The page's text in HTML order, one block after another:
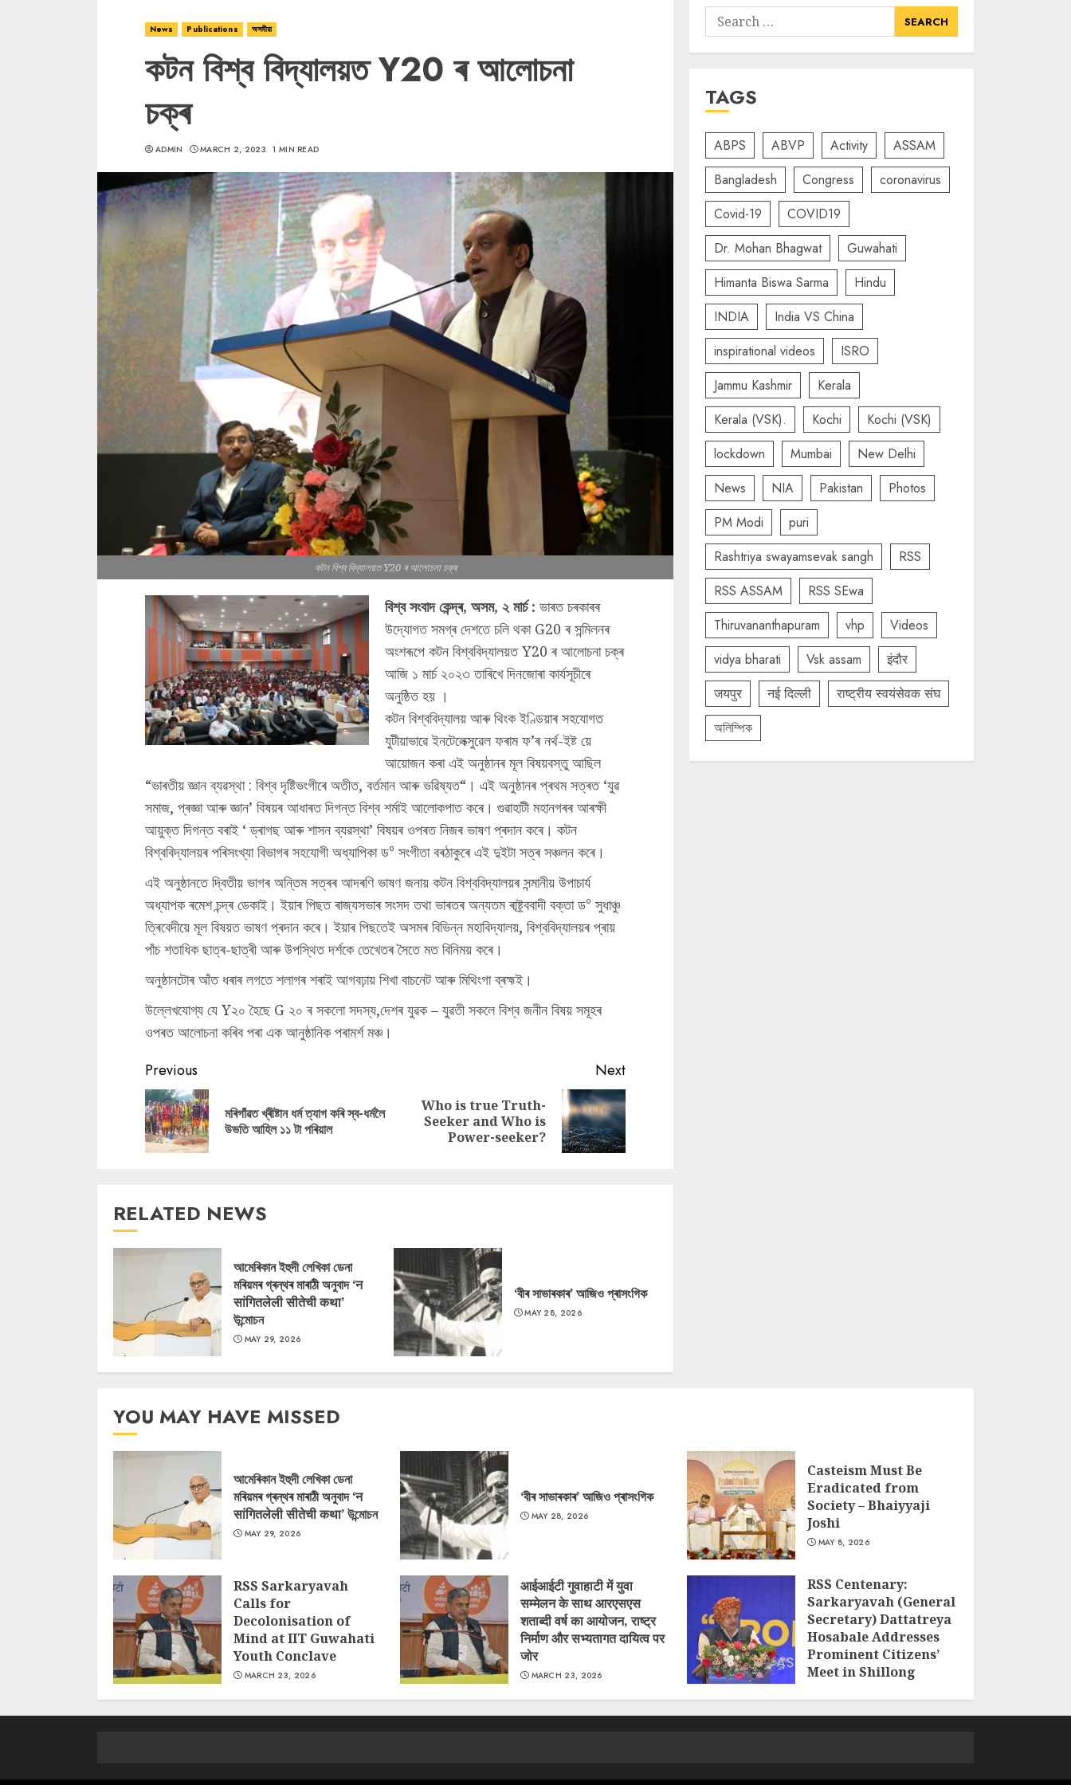
News Publications অসমীয়া
কটন বিশ্ব বিদ্যালয়ত Y20 ৰ আলোচনা
চক্ৰ
ADMIN MARCH 2, 2023 1 MIN READ
কটন বিশ্ব বিদ্যালয়ত Y20 ৰ আলোচনা চক্ৰ
বিশ্ব সংবাদ কেন্দ্ৰ, অসম, ২ মাৰ্চ : ভাৰত চৰকাৰৰ
উদ্যোগত সমগ্ৰ দেশতে চলি থকা G20 ৰ সন্মিলনৰ
অংশৰূপে কটন বিশ্ববিদ্যালয়ত Y20 ৰ আলোচনা চক্ৰ
আজি ১ মাৰ্চ ২০২৩ তাৰিখে দিনজোৰা কাৰ্যসূচীৰে
অনুষ্ঠিত হয় ।
কটন বিশ্ববিদ্যালয় আৰু থিংক ইণ্ডিয়াৰ সহযোগত
যুটীয়াভাৱে ইনটেলেক্সুৱেল ফৰাম ফ’ৰ নৰ্থ-ইষ্ট য়ে
আয়োজন কৰা এই অনুষ্ঠানৰ মূল বিষয়বস্তু আছিল
“ভাৰতীয় জ্ঞান ব্যৱস্থা : বিশ্ব দৃষ্টিভংগীৰে অতীত, বৰ্তমান আৰু ভৱিষ্যত“। এই অনুষ্ঠানৰ প্ৰথম সত্ৰত ‘যুৱ
সমাজ, প্ৰজ্ঞা আৰু জ্ঞান’ বিষয়ৰ আধাৰত দিগন্ত বিশ্ব শৰ্মাই আলোকপাত কৰে। গুৱাহাটী মহানগৰৰ আৰক্ষী
আয়ুক্ত দিগন্ত বৰাই ‘ ড্ৰাগছ আৰু শাসন ব্যৱস্থা’ বিষয়ৰ ওপৰত নিজৰ ভাষণ প্ৰদান কৰে। কটন
বিশ্ববিদ্যালয়ৰ পৰিসংখ্যা বিভাগৰ সহযোগী অধ্যাপিকা ড° সংগীতা বৰঠাকুৰে এই দুইটা সত্ৰ সঞ্চলন কৰে।
এই অনুষ্ঠানতে দ্বিতীয় ভাগৰ অন্তিম সত্ৰৰ আদৰণি ভাষণ জনায় কটন বিশ্ববিদ্যালয়ৰ সন্মানীয় উপাচাৰ্য
অধ্যাপক ৰমেশ চন্দ্ৰ ডেকাই। ইয়াৰ পিছত ৰাজ্যসভাৰ সংসদ তথা ভাৰতৰ অন্যতম ৰাষ্ট্ৰ্ববাদী বক্তা ড° সুধাঞ্চু
ত্ৰিবেদীয়ে মূল বিষয়ত ভাষণ প্ৰদান কৰে। ইয়াৰ পিছতেই অসমৰ বিভিন্ন মহাবিদ্যালয়, বিশ্ববিদ্যালয়ৰ প্ৰায়
পাঁ‌চ শতাধিক ছাত্ৰ-ছাত্ৰী আৰু উপস্থিত দৰ্শকে তেখেতৰ সৈতে মত বিনিময় কৰে।
অনুষ্ঠানটোৰ আঁ‌ত ধৰাৰ লগতে শলাগৰ শৰাই আগবঢ়ায় শিখা বাচনেট আৰু মিথিংগা ব্ৰহ্মই।
উল্লেখযোগ্য যে Y২০ হৈছে G ২০ ৰ সকলো সদস্য,দেশৰ যুৱক – যুৱতী সকলে বিশ্ব জনীন বিষয় সমূহৰ
ওপৰত আলোচনা কৰিব পৰা এক আনুষ্ঠানিক পৰামৰ্শ মঞ্চ।
Continue
Reading
Previous
Previous
মৰিগাঁৱত খ্ৰীষ্টান ধৰ্ম ত্যাগ কৰি স্ব-ধৰ্মলৈ
উভতি আহিল ১১ টা পৰিয়াল
Next
Next
Who is true Truth-
Seeker and Who is
Power-seeker?
RELATED NEWS
আমেৰিকান ইহুদী লেখিকা ডেনা
মৰিয়মৰ গ্ৰন্থৰ মাৰাঠী অনুবাদ ‘न
सांगितलेली सीतेची कथा’
উন্মোচন
MAY 29, 2026
‘বীৰ সাভাৰকাৰ’ আজিও প্ৰাসংগিক
MAY 28, 2026
Search
for:
TAGS
ABPS ABVP Activity
ASSAM
Bangladesh
Congress
coronavirus
Covid-19
COVID19
Dr. Mohan Bhagwat
Guwahati
Himanta Biswa Sarma
Hindu
INDIA
India VS China
inspirational videos
ISRO
Jammu Kashmir
Kerala
Kerala (VSK).
Kochi
Kochi (VSK)
lockdown
Mumbai
New Delhi
News
NIA Pakistan
Photos
PM Modi
puri
Rashtriya swayamsevak sangh
RSS
RSS ASSAM
RSS SEwa
Thiruvananthapuram
vhp
Videos
vidya bharati
Vsk assam
इंदौर
जयपुर
नई दिल्ली
राष्ट्रीय स्वयंसेवक संघ
অলিম্পিক
YOU MAY HAVE MISSED
আমেৰিকান ইহুদী লেখিকা ডেনা
মৰিয়মৰ গ্ৰন্থৰ মাৰাঠী অনুবাদ ‘न
सांगितलेली सीतेची कथा’ উন্মোচন
MAY 29, 2026
‘বীৰ সাভাৰকাৰ’ আজিও প্ৰাসংগিক
MAY 28, 2026
Casteism Must Be
Eradicated from
Society – Bhaiyyaji
Joshi
MAY 8, 2026
RSS Sarkaryavah
Calls for
Decolonisation of
Mind at IIT Guwahati
Youth Conclave
MARCH 23, 2026
आईआईटी गुवाहाटी में युवा
सम्मेलन के साथ आरएसएस
शताब्दी वर्ष का आयोजन, राष्ट्र
निर्माण और सभ्यतागत दायित्व पर
जोर
MARCH 23, 2026
RSS Centenary:
Sarkaryavah (General
Secretary) Dattatreya
Hosabale Addresses
Prominent Citizens’
Meet in Shillong